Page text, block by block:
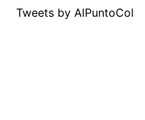
Tweets by AlPuntoCol